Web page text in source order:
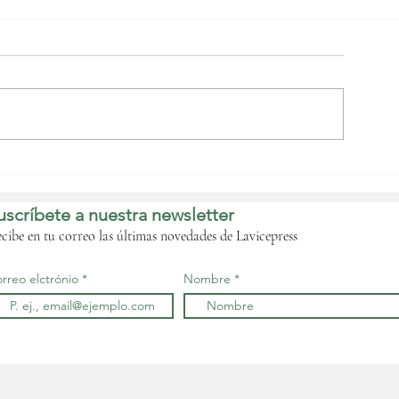
ordinaria del
Técnico de
a nuestra newsletter
en tu correo las últimas novedades de Lavicepress
elctrónio Nombre